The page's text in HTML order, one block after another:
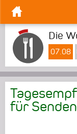
Die
07.08
für